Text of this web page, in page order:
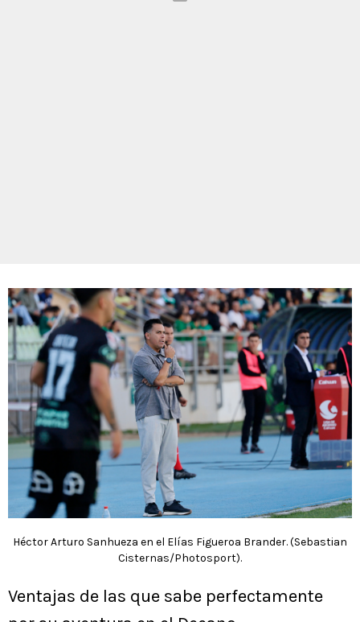
Héctor Arturo Sanhueza en el Elías Figueroa Brander. (Sebastian
Cisternas/Photosport).
Ventajas de las que sabe perfectamente